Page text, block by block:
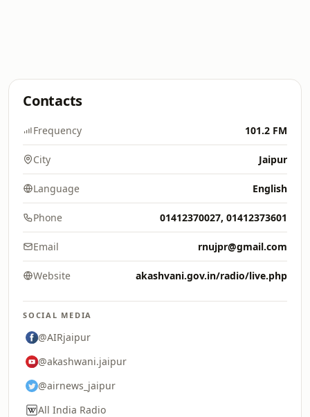
Contacts
Frequency 101.2 FM
City Jaipur
Language English
Phone 01412370027, 01412373601
Email rnujpr@gmail.com
Website akashvani.gov.in/radio/live.php
SOCIAL MEDIA
@AIRjaipur
@akashwani.jaipur
@airnews_jaipur
All India Radio